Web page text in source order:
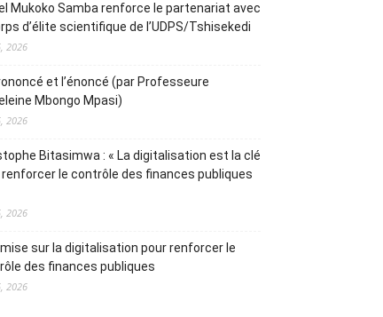
Mukoko Samba renforce le partenariat avec
d’élite scientifique de l’UDPS/Tshisekedi
2026
et l’énoncé (par Professeure
Mbongo Mpasi)
2026
Bitasimwa : « La digitalisation est la clé
renforcer le contrôle des finances publiques
2026
mise sur la digitalisation pour renforcer le
des finances publiques
2026